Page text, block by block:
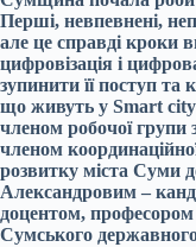
Перші, невпевнені,
але це справді кроки
цифровізація і
зупинити її поступ
що живуть у Smart city
членом робочої групи
членом
розвитку міста Суми
Александровим –
доцентом, професором
Сумського державного